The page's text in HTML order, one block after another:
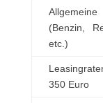
(Benzin,
etc.)
350 Euro